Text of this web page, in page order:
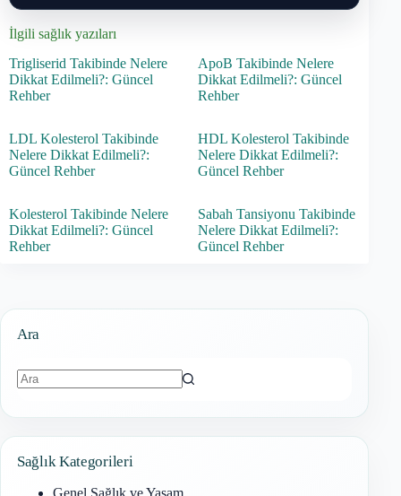
İlgili sağlık yazıları
Trigliserid Takibinde Nelere
Dikkat Edilmeli?: Güncel
Rehber
ApoB Takibinde Nelere
Dikkat Edilmeli?: Güncel
Rehber
LDL Kolesterol Takibinde
Nelere Dikkat Edilmeli?:
Güncel Rehber
HDL Kolesterol Takibinde
Nelere Dikkat Edilmeli?:
Güncel Rehber
Kolesterol Takibinde Nelere
Dikkat Edilmeli?: Güncel
Rehber
Sabah Tansiyonu Takibinde
Nelere Dikkat Edilmeli?:
Güncel Rehber
Ara
Sağlık Kategorileri
Genel Sağlık ve Yaşam